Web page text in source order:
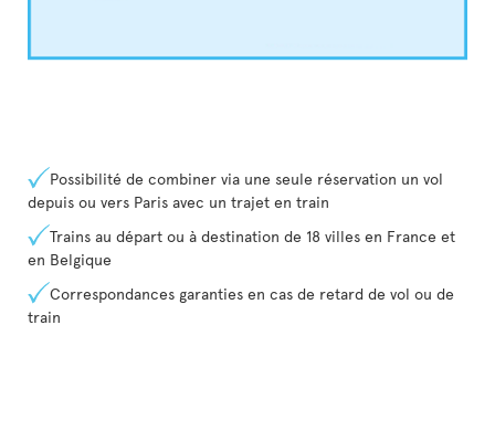
Possibilité de combiner via une seule réservation un vol
depuis ou vers Paris avec un trajet en train
Trains au départ ou à destination de 18 villes en France et
en Belgique
Correspondances garanties en cas de retard de vol ou de
train